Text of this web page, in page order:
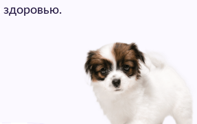
здоровью.